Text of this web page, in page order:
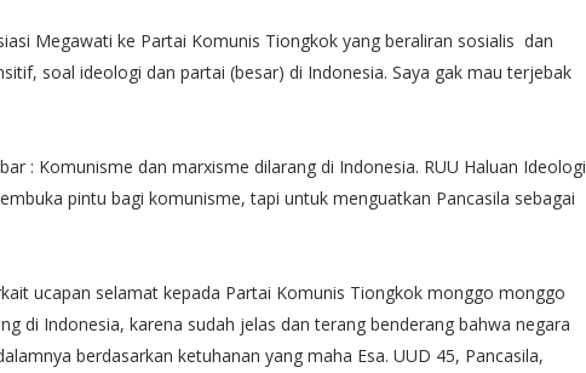
Megawati ke Partai Komunis Tiongkok yang beraliran sosialis dan
soal ideologi dan partai (besar) di Indonesia. Saya gak mau terjebak
: Komunisme dan marxisme dilarang di Indonesia. RUU Haluan Ideologi
pintu bagi komunisme, tapi untuk menguatkan Pancasila sebagai
ucapan selamat kepada Partai Komunis Tiongkok monggo monggo
di Indonesia, karena sudah jelas dan terang benderang bahwa negara
berdasarkan ketuhanan yang maha Esa. UUD 45, Pancasila,